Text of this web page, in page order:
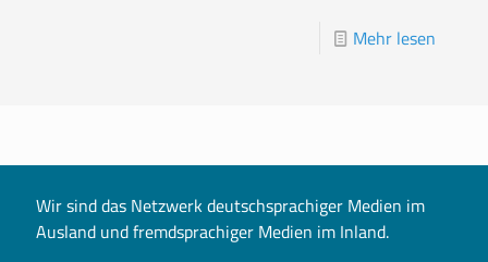
Mehr lesen
Wir sind das Netzwerk deutschsprachiger Medien im
Ausland und fremdsprachiger Medien im Inland.